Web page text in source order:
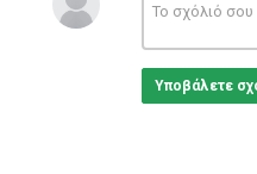
Υποβάλετε